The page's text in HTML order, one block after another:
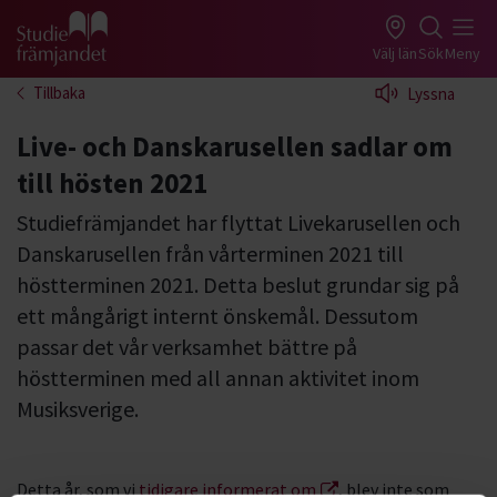
Gå till studiefrämjandets startsida Välj länSökMeny
Tillbaka Lyssna
Live- och Danskarusellen sadlar om
till hösten 2021
Studiefrämjandet har flyttat Livekarusellen och
Danskarusellen från vårterminen 2021 till
höstterminen 2021. Detta beslut grundar sig på
ett mångårigt internt önskemål. Dessutom
passar det vår verksamhet bättre på
höstterminen med all annan aktivitet inom
Musiksverige.
Detta år, som vitidigare informerat om
, blev inte som